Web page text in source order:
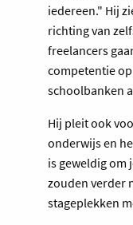
iedereen." Hij
richting van
freelancers
competentie
schoolbanken
Hij pleit ook
onderwijs en
is geweldig om
zouden verder
stageplekken